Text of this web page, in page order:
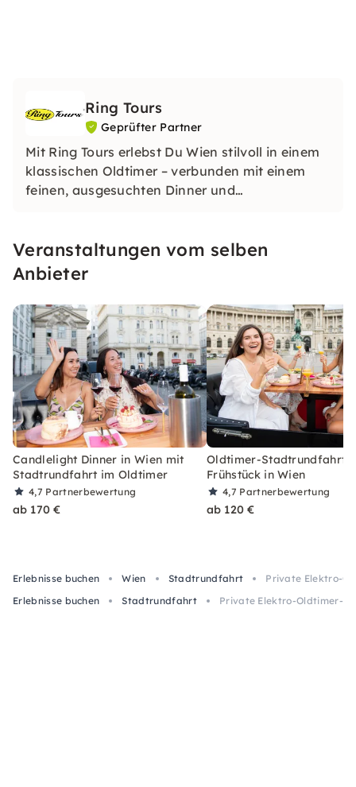
Ring Tours
Geprüfter Partner
Mit Ring Tours erlebst Du Wien stilvoll in einem
klassischen Oldtimer – verbunden mit einem
feinen, ausgesuchten Dinner und
mit der Geschichte und Schönheit Wiens.
Veranstaltungen vom selben
Anbieter
Candlelight Dinner in Wien mit
Stadtrundfahrt im Oldtimer
4,7 Partnerbewertung
ab 170 €
Oldtimer-Stadtrundfahrt
Frühstück in Wien
4,7 Partnerbewertung
ab 120 €
Erlebnisse buchen Wien Stadtrundfahrt
Private Elektro-
Erlebnisse buchen
Stadtrundfahrt Private Elektro-Oldtimer-